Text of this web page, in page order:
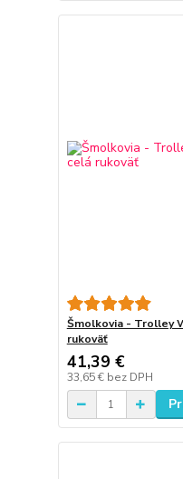
Šmolkovia - Trolley
rukoväť
41,39 €
33,65 € bez DPH